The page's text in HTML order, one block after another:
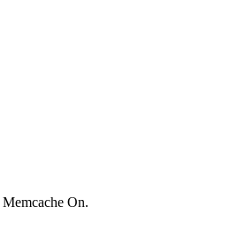
On.